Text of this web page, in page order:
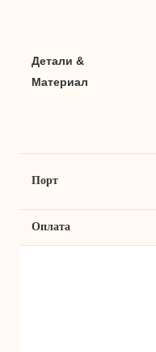
Детали &
Материал
Порт
Оплата